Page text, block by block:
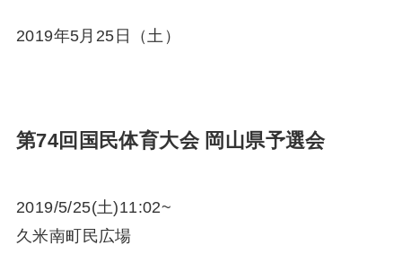
2019年5月25日（土）
第74回国民体育大会 岡山県予選会
2019/5/25(土)11:02~
久米南町民広場